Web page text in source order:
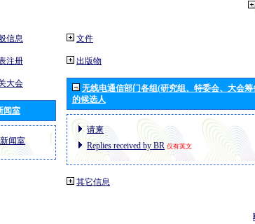
信息
注册
大会
闻室
新闻室
文件
出版物
无线电通信部门各组(研究组、特委会、大会
的候选人
请柬
Replies received by BR 仅有英文
其它信息